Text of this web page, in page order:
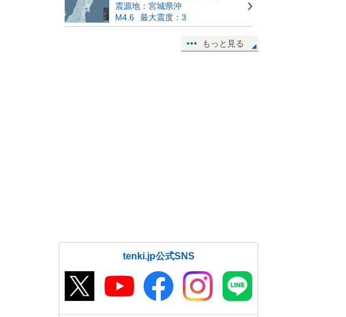
震源地：宮城県沖
M4.6
最大震度：3
もっと見る
tenki.jp公式SNS